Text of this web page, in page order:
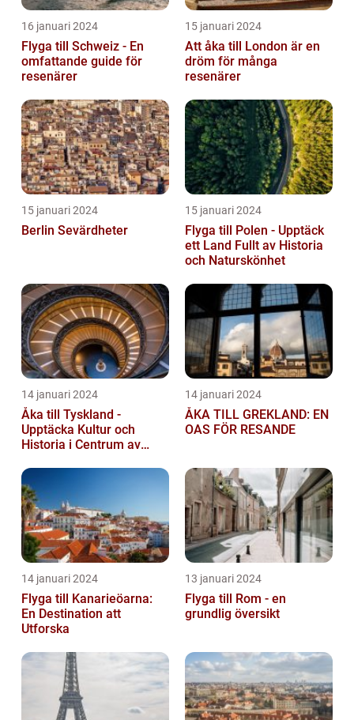
16 januari 2024
Flyga till Schweiz - En
omfattande guide för
resenärer
15 januari 2024
Att åka till London är en
dröm för många
resenärer
15 januari 2024
Berlin Sevärdheter
15 januari 2024
Flyga till Polen - Upptäck
ett Land Fullt av Historia
och Naturskönhet
14 januari 2024
Åka till Tyskland -
Upptäcka Kultur och
Historia i Centrum av
14 januari 2024
ÅKA TILL GREKLAND: EN
OAS FÖR RESANDE
14 januari 2024
Flyga till Kanarieöarna:
En Destination att
Utforska
13 januari 2024
Flyga till Rom - en
grundlig översikt